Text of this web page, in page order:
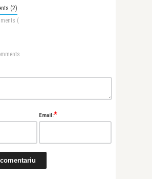
(2)
(
Email:*